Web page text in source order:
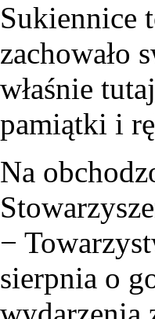
Sukiennice
zachowało
właśnie
pamiątki i
Na
−
sierpnia o